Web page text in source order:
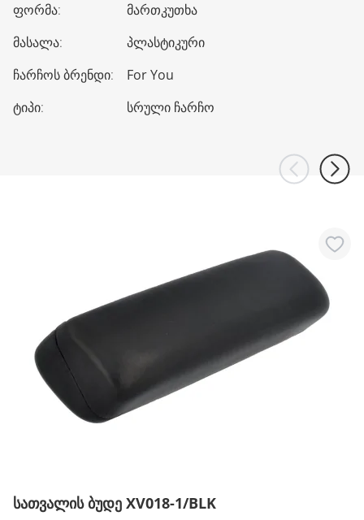
ფორმა:
მართკუთხა
მასალა:
პლასტიკური
ჩარჩოს ბრენდი:
For You
ტიპი: სრული ჩარჩო
სათვალის ბუდე XV018-1/BLK